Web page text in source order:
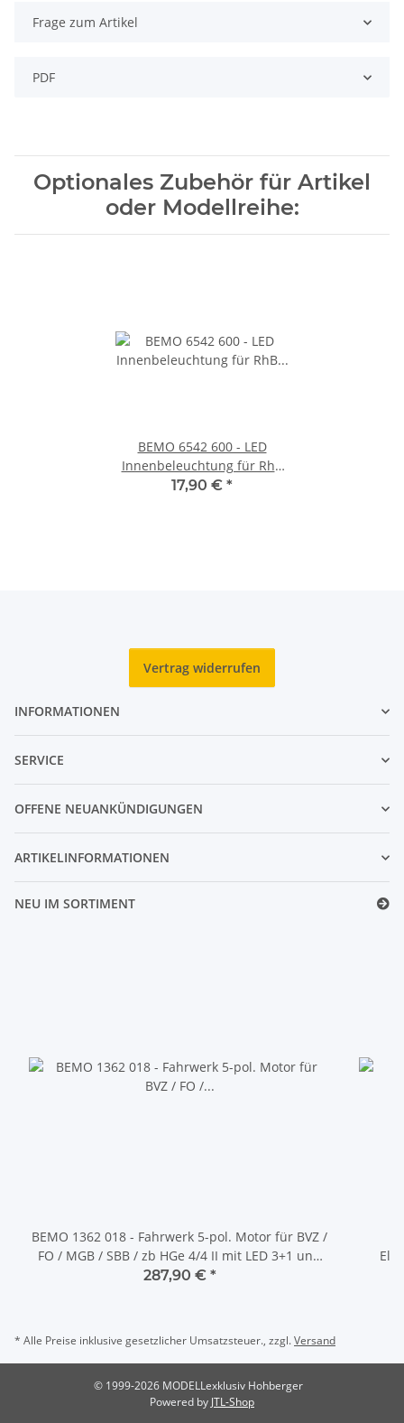
Frage zum Artikel
PDF
Optionales Zubehör für Artikel
oder Modellreihe:
BEMO 6542 600 - LED
Innenbeleuchtung für RhB
Panoramawagen BEX 1. und
17,90 € *
Vertrag widerrufen
INFORMATIONEN
SERVICE
OFFENE NEUANKÜNDIGUNGEN
ARTIKELINFORMATIONEN
NEU IM SORTIMENT
BEMO 1362 018 - Fahrwerk 5-pol. Motor für BVZ /
FO / MGB / SBB / zb HGe 4/4 II mit LED 3+1 und
Next18 DIGITAL mit SOUND
287,90 € *
* Alle Preise inklusive gesetzlicher Umsatzsteuer., zzgl.Versand
© 1999-2026 MODELLexklusiv Hohberger
Powered by JTL-Shop